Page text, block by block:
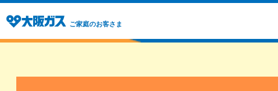
ご家庭のお客さま